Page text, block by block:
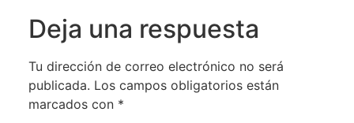
Deja una respuesta
Tu dirección de correo electrónico no será
publicada. Los campos obligatorios están
marcados con *